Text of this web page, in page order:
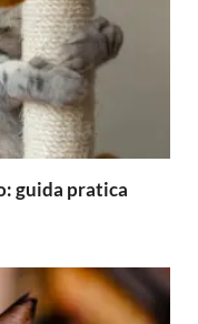
guida pratica